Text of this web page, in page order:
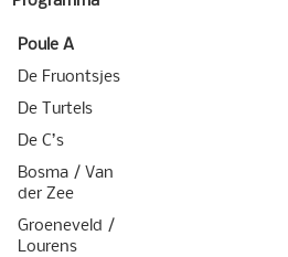
Poule A
De Fruontsjes
De Turtels
De C’s
Bosma / Van
der Zee
Groeneveld /
Lourens